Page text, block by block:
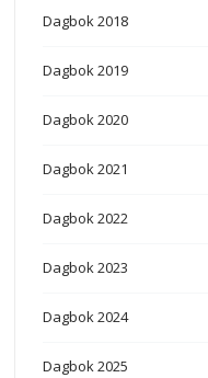
Dagbok 2018
Dagbok 2019
Dagbok 2020
Dagbok 2021
Dagbok 2022
Dagbok 2023
Dagbok 2024
Dagbok 2025